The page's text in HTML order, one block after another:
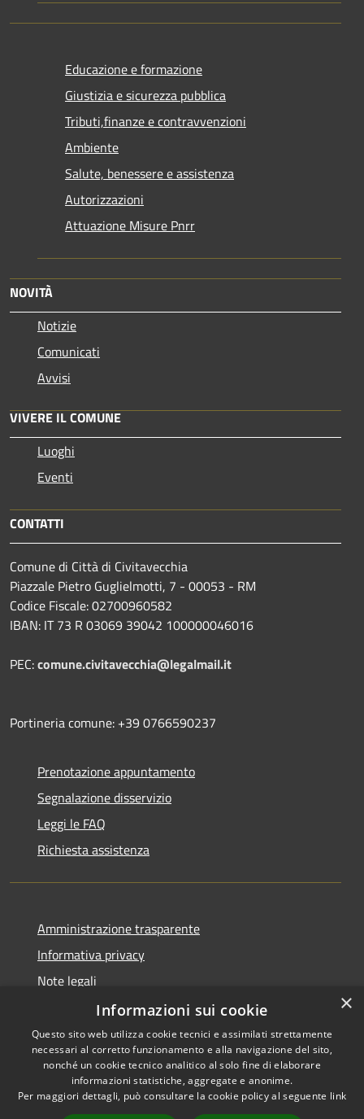
Educazione e formazione
Giustizia e sicurezza pubblica
Tributi,finanze e contravvenzioni
Ambiente
Salute, benessere e assistenza
Autorizzazioni
Attuazione Misure Pnrr
NOVITÀ
Notizie
Comunicati
Avvisi
VIVERE IL COMUNE
Luoghi
Eventi
CONTATTI
Comune di Città di Civitavecchia
Piazzale Pietro Guglielmotti, 7 - 00053 - RM
Codice Fiscale: 02700960582
IBAN: IT 73 R 03069 39042 100000046016
PEC:comune.civitavecchia@legalmail.it
Portineria comune: +39 0766590237
Prenotazione appuntamento
Segnalazione disservizio
Leggi le FAQ
Richiesta assistenza
Amministrazione trasparente
Informativa privacy
Note legali
Dichiarazione di accessibilità
RSS
Accessibilità
Copyright © 2026 • Città di
×
Informazioni sui cookie
Questo sito web utilizza cookie tecnici e assimilati strettamente
necessari al corretto funzionamento e alla navigazione del sito,
nonché un cookie tecnico analitico al solo fine di elaborare
informazioni statistiche, aggregate e anonime.
Per maggiori dettagli, può consultare la cookie policy al seguente link